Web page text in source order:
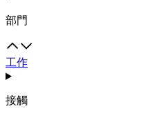
部門
工作
接觸